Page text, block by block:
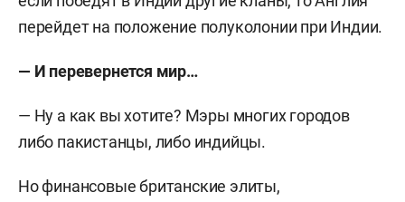
перейдет на положение полуколонии при Индии.
— И перевернется мир…
— Ну а как вы хотите? Мэры многих городов
либо пакистанцы, либо индийцы.
Но финансовые британские элиты,